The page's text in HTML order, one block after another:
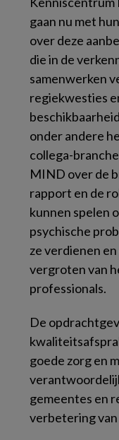
gaan nu met
over deze
die in de
samenwerken
regiekwesties
onder andere
collega-
MIND over de
rapport en de
kunnen spelen
psychische
ze verdienen
vergroten van
professionals.
De
goede zorg en
gemeentes en
verbetering